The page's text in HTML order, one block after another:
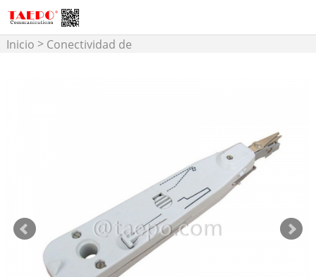
Inicio > Conectividad de